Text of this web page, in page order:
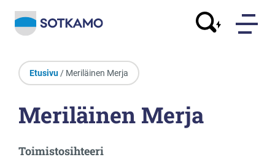
Etusivu / Meriläinen Merja
Meriläinen Merja
Toimistosihteeri